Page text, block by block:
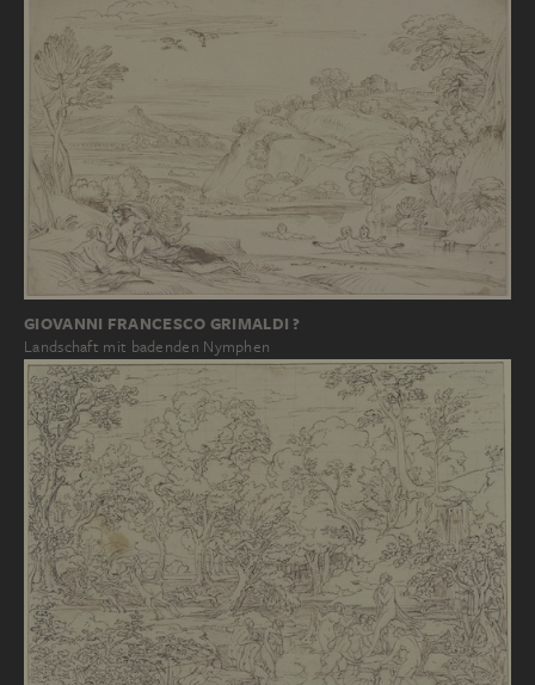
GIOVANNI FRANCESCO GRIMALDI ?
Landschaft mit badenden Nymphen